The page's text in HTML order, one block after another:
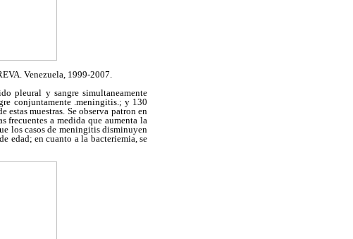
Venezuela, 1999-2007.
pleural y sangre simultaneamente
conjuntamente .meningitis.; y 130
muestras. Se observa patron en
frecuentes a medida que aumenta la
los casos de meningitis disminuyen
edad; en cuanto a la bacteriemia, se